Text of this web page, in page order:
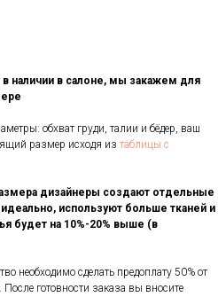
наличии в салоне, мы закажем для
обхват груди, талии и бёдер, ваш
размер исходя из таблицы с
дизайнеры создают отдельные
используют больше тканей и
будет на 10%-20% выше (в
необходимо сделать предоплату 50% от
готовности заказа вы вносите